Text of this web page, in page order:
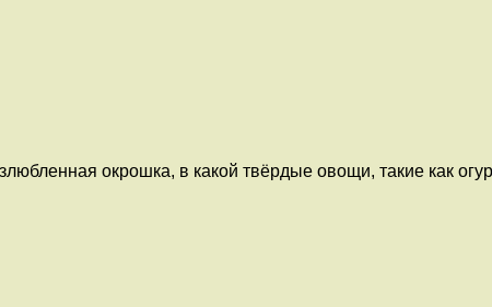
окрошка, в какой твёрдые овощи, такие как